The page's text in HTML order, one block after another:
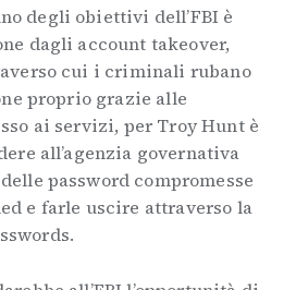
degli obiettivi dell’FBI è
dagli account takeover,
cui i criminali rubano
proprio grazie alle
ai servizi, per Troy Hunt è
all’agenzia governativa
password compromesse
e farle uscire attraverso la